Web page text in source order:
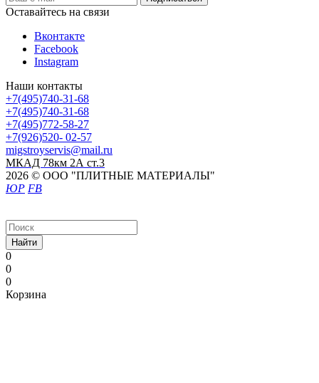
Оставайтесь на связи
Вконтакте
Facebook
Instagram
Наши контакты
+7(495)740-31-68
+7(495)740-31-68
+7(495)772-58-27
+7(926)520- 02-57
migstroyservis@mail.ru
МКАД 78км 2А ст.3
2026 © ООО "ПЛИТНЫЕ МАТЕРИАЛЫ"
ЮР FB
Найти
0
0
0
Корзина